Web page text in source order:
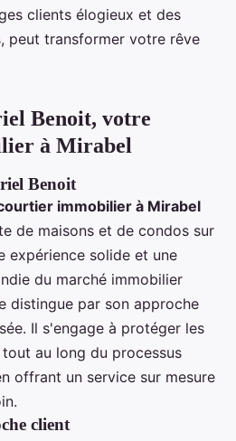
clients élogieux et des
peut transformer votre rêve
Benoit, votre
à Mirabel
Benoit
immobilier à Mirabel
de maisons et de condos sur
expérience solide et une
du marché immobilier
distingue par son approche
Il s'engage à protéger les
au long du processus
offrant un service sur mesure
client